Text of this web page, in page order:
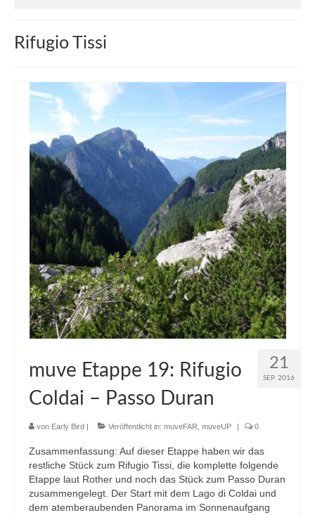
muveAWAY
muveLIVELY
muveBOLDLY
muveFAR
Rifugio Tissi
21
SEP. 2016
muve Etappe 19: Rifugio
Coldai – Passo Duran
von Early Bird Veröffentlicht in: muveFAR muveUP 0
Zusammenfassung: Auf dieser Etappe haben wir das
restliche Stück zum Rifugio Tissi, die komplette folgende
Etappe laut Rother und noch das Stück zum Passo Duran
zusammengelegt. Der Start mit dem Lago di Coldai und
dem atemberaubenden Panorama im Sonnenaufgang